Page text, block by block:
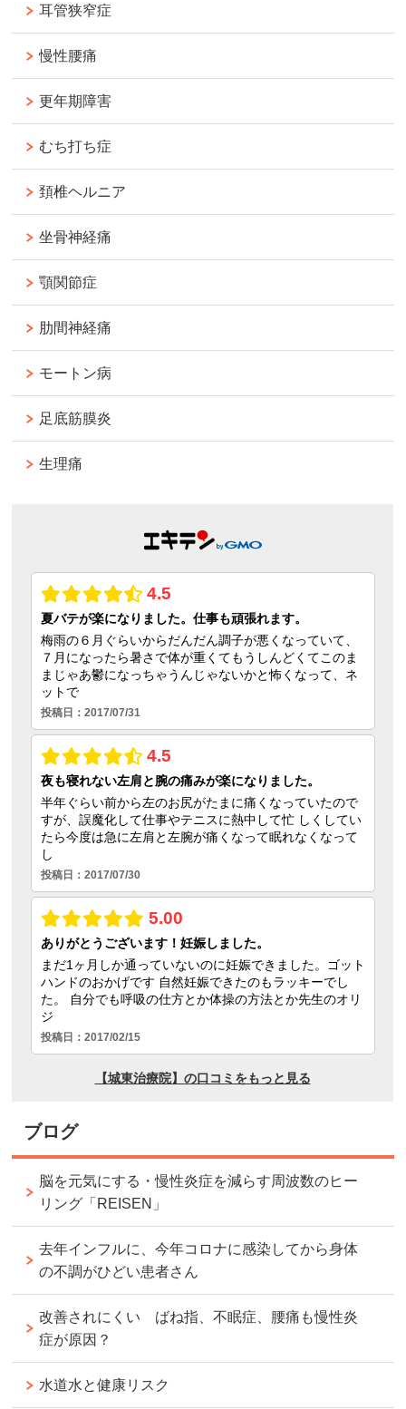
耳管狭窄症
慢性腰痛
更年期障害
むち打ち症
頚椎ヘルニア
坐骨神経痛
顎関節症
肋間神経痛
モートン病
足底筋膜炎
生理痛
ブログ
脳を元気にする・慢性炎症を減らす周波数のヒー
リング「REISEN」
去年インフルに、今年コロナに感染してから身体
の不調がひどい患者さん
改善されにくい ばね指、不眠症、腰痛も慢性炎
症が原因？
水道水と健康リスク